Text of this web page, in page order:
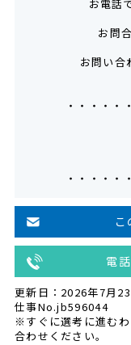
お電話
お問
お問い
・・・・・
・・・・・
電
更新日：2026年7月
仕事No.jb596044
※すぐに選考に進む
合わせください。